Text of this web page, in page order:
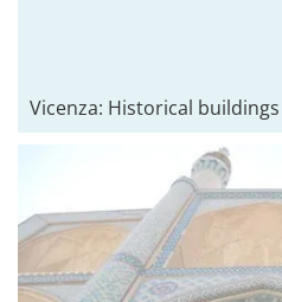
Vicenza: Historical buildings